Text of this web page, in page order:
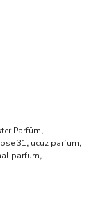
Parfüm,
31, ucuz parfum,
parfum,